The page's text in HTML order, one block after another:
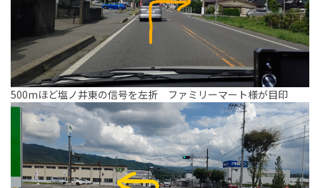
500mほど塩ノ井東の信号を左折 ファミリーマート様が目印